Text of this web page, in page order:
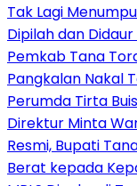
Tak Lagi
Dipilah dan
Pemkab Tana
Pangkalan Nakal
Perumda Tirta
Direktur Minta
Resmi, Bupati
Berat kepada